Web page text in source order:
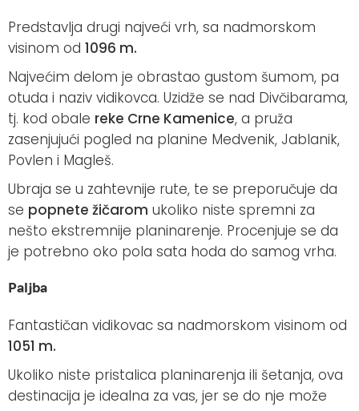
Predstavlja drugi najveći vrh, sa nadmorskom
visinom od 1096 m.
Najvećim delom je obrastao gustom šumom, pa
otuda i naziv vidikovca. Uzidže se nad Divčibarama,
tj. kod obale reke Crne Kamenice, a pruža
zasenjujući pogled na planine Medvenik, Jablanik,
Povlen i Magleš.
Ubraja se u zahtevnije rute, te se preporučuje da
se popnete žičarom ukoliko niste spremni za
nešto ekstremnije planinarenje. Procenjuje se da
je potrebno oko pola sata hoda do samog vrha.
Paljba
Fantastičan vidikovac sa nadmorskom visinom od
1051 m.
Ukoliko niste pristalica planinarenja ili šetanja, ova
destinacija je idealna za vas, jer se do nje može